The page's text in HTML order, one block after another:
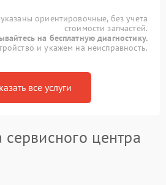
ориентировочные, без учета
стоимости запчастей.
на бесплатную диагностику.
и укажем на неисправность.
все услуги
центра